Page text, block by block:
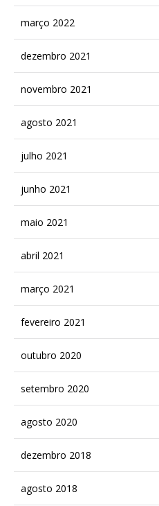
março 2022
dezembro 2021
novembro 2021
agosto 2021
julho 2021
junho 2021
maio 2021
abril 2021
março 2021
fevereiro 2021
outubro 2020
setembro 2020
agosto 2020
dezembro 2018
agosto 2018